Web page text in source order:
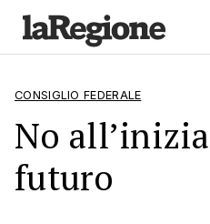
CONSIGLIO FEDERALE
No
futuro